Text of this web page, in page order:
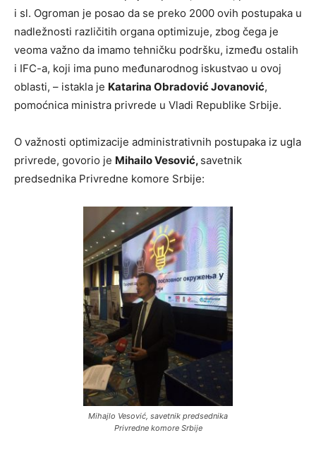
i sl. Ogroman je posao da se preko 2000 ovih postupaka u
nadležnosti različitih organa optimizuje, zbog čega je
veoma važno da imamo tehničku podršku, između ostalih
i IFC-a, koji ima puno međunarodnog iskustvao u ovoj
oblasti, – istakla je Katarina Obradović Jovanović,
pomoćnica ministra privrede u Vladi Republike Srbije.
O važnosti optimizacije administrativnih postupaka iz ugla
privrede, govorio je Mihailo Vesović, savetnik
predsednika Privredne komore Srbije:
Mihajlo Vesović, savetnik predsednika
Privredne komore Srbije